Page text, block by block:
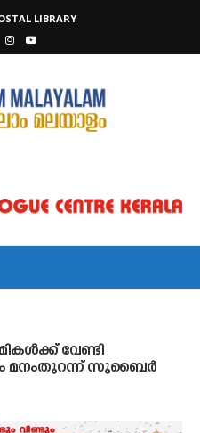
LIBRARY
വേണ്ടി
മനംതുറന്ന്​ സുബൈർ